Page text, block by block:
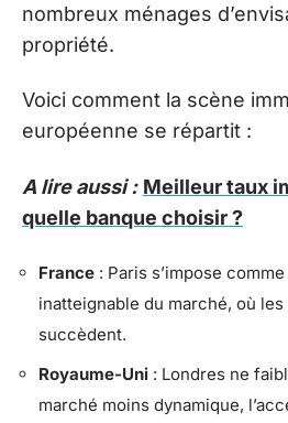
nombreux ménages
propriété.
Voici comment la scène
européenne se répartit :
A lire aussi : Meilleur taux
quelle banque choisir ?
France : Paris s’impose
inatteignable du marché, où
succèdent.
Royaume-Uni : Londres ne
marché moins dynamique,